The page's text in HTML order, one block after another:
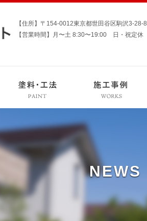
【住所】〒154-0012東京都世田谷区駒沢3-28-8
【営業時間】月〜土 8:30〜19:00 日・祝定休
NEWS